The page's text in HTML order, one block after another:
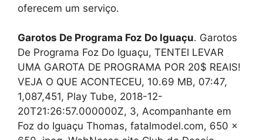
oferecem um serviço.
Garotos De Programa Foz Do Iguaçu. Garotos
De Programa Foz Do Iguaçu, TENTEI LEVAR
UMA GAROTA DE PROGRAMA POR 20$ REAIS!
VEJA O QUE ACONTECEU, 10.69 MB, 07:47,
1,087,451, Play Tube, 2018-12-
20T21:26:57.000000Z, 3, Acompanhante em
Foz do Iguaçu Thomas, fatalmodel.com, 650 x